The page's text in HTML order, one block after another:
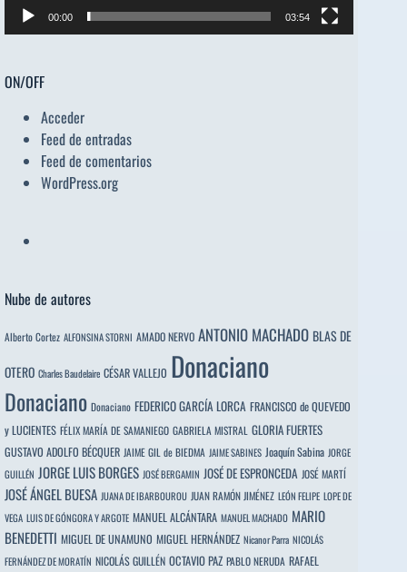
00:00 03:54
ON/OFF
Acceder
Feed de entradas
Feed de comentarios
WordPress.org
Nube de autores
Alberto Cortez ALFONSINA STORNI AMADO NERVO ANTONIO MACHADO BLAS DE
OTERO Charles Baudelaire CÉSAR VALLEJO Donaciano
Donaciano Donaciano FEDERICO GARCÍA LORCA FRANCISCO de QUEVEDO
y LUCIENTES FÉLIX MARÍA DE SAMANIEGO GABRIELA MISTRAL GLORIA FUERTES
GUSTAVO ADOLFO BÉCQUER JAIME GIL de BIEDMA JAIME SABINES Joaquín Sabina JORGE
GUILLÉN JORGE LUIS BORGES JOSÉ BERGAMIN JOSÉ DE ESPRONCEDA JOSÉ MARTÍ
JOSÉ ÁNGEL BUESA JUANA DE IBARBOUROU JUAN RAMÓN JIMÉNEZ LEÓN FELIPE LOPE DE
VEGA LUIS DE GÓNGORA Y ARGOTE MANUEL ALCÁNTARA MANUEL MACHADO MARIO
BENEDETTI MIGUEL DE UNAMUNO MIGUEL HERNÁNDEZ Nicanor Parra NICOLÁS
FERNÁNDEZ DE MORATÍN NICOLÁS GUILLÉN OCTAVIO PAZ PABLO NERUDA RAFAEL